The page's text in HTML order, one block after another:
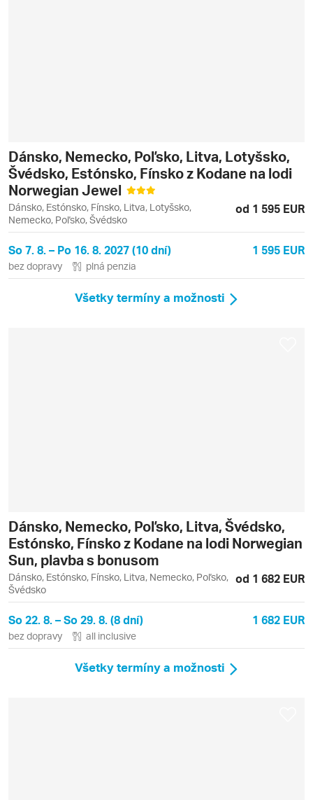
Dánsko, Nemecko, Poľsko, Litva, Lotyšsko,
Švédsko, Estónsko, Fínsko z Kodane na lodi
Norwegian Jewel
Dánsko, Estónsko, Fínsko, Litva, Lotyšsko,
Nemecko, Poľsko, Švédsko
od 1 595 EUR
So 7. 8. – Po 16. 8. 2027 (10 dní) 1 595 EUR
bez dopravy plná penzia
Všetky termíny a možnosti
Dánsko, Nemecko, Poľsko, Litva, Švédsko,
Estónsko, Fínsko z Kodane na lodi Norwegian
Sun, plavba s bonusom
Dánsko, Estónsko, Fínsko, Litva, Nemecko, Poľsko,
Švédsko
od 1 682 EUR
So 22. 8. – So 29. 8. (8 dní) 1 682 EUR
bez dopravy all inclusive
Všetky termíny a možnosti